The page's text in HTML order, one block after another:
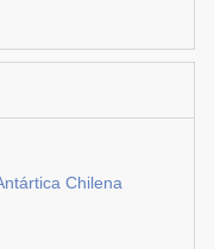
Chilena